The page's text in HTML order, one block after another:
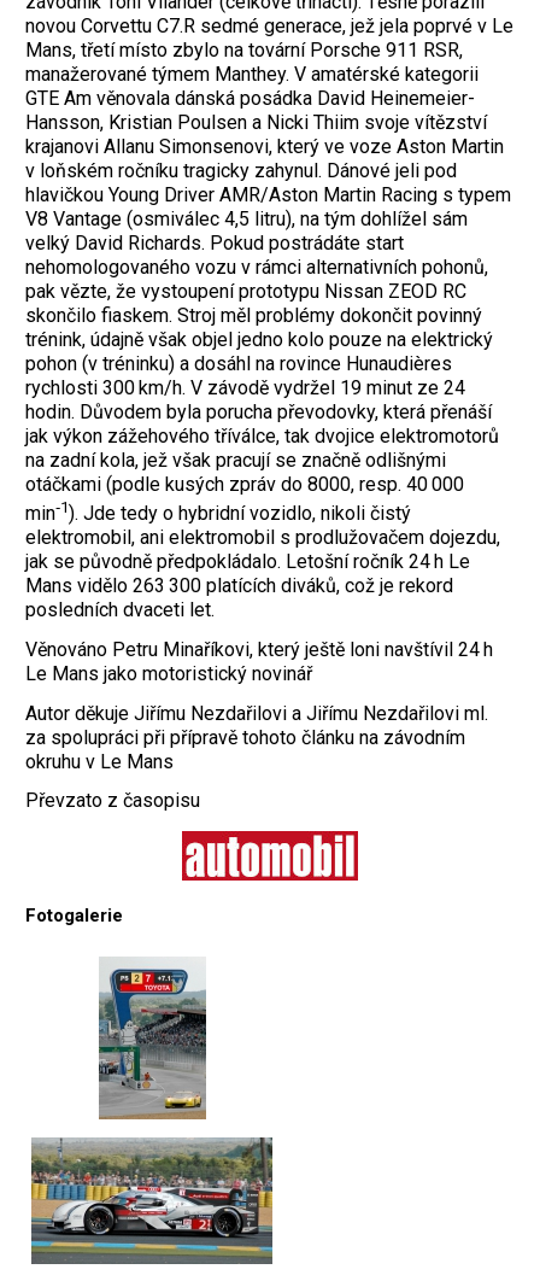
novou Corvettu C7.R sedmé generace, jež jela poprvé v Le
Mans, třetí místo zbylo na tovární Porsche 911 RSR,
manažerované týmem Manthey. V amatérské kategorii
GTE Am věnovala dánská posádka David Heinemeier-
Hansson, Kristian Poulsen a Nicki Thiim svoje vítězství
krajanovi Allanu Simonsenovi, který ve voze Aston Martin
v loňském ročníku tragicky zahynul. Dánové jeli pod
hlavičkou Young Driver AMR/Aston Martin Racing s typem
V8 Vantage (osmiválec 4,5 litru), na tým dohlížel sám
velký David Richards. Pokud postrádáte start
nehomologovaného vozu v rámci alternativních pohonů,
pak vězte, že vystoupení prototypu Nissan ZEOD RC
skončilo fiaskem. Stroj měl problémy dokončit povinný
trénink, údajně však objel jedno kolo pouze na elektrický
pohon (v tréninku) a dosáhl na rovince Hunaudières
rychlosti 300 km/h. V závodě vydržel 19 minut ze 24
hodin. Důvodem byla porucha převodovky, která přenáší
jak výkon zážehového tříválce, tak dvojice elektromotorů
na zadní kola, jež však pracují se značně odlišnými
otáčkami (podle kusých zpráv do 8000, resp. 40 000
min‑1). Jde tedy o hybridní vozidlo, nikoli čistý
elektromobil, ani elektromobil s prodlužovačem dojezdu,
jak se původně předpokládalo. Letošní ročník 24 h Le
Mans vidělo 263 300 platících diváků, což je rekord
posledních dvaceti let.
Věnováno Petru Minaříkovi, který ještě loni navštívil 24 h
Le Mans jako motoristický novinář
Autor děkuje Jiřímu Nezdařilovi a Jiřímu Nezdařilovi ml.
za spolupráci při přípravě tohoto článku na závodním
okruhu v Le Mans
Převzato z časopisu
Fotogalerie